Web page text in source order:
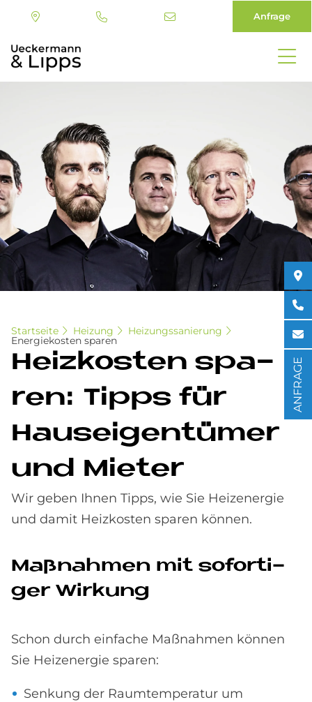
Anfrage
Startseite Heizung Heizungssanierung
Energiekosten sparen
Heiz­ko­sten spa­
ren: Tipps für
Haus­ei­gen­tü­mer
und Mie­ter
Wir geben Ihnen Tipps, wie Sie Heizenergie
und damit Heizkosten sparen können.
Maß­nah­men mit so­for­ti­
ger Wir­kung
Schon durch einfache Maßnahmen können
Sie Heizenergie sparen:
Senkung der Raumtemperatur um
ANFRAGE